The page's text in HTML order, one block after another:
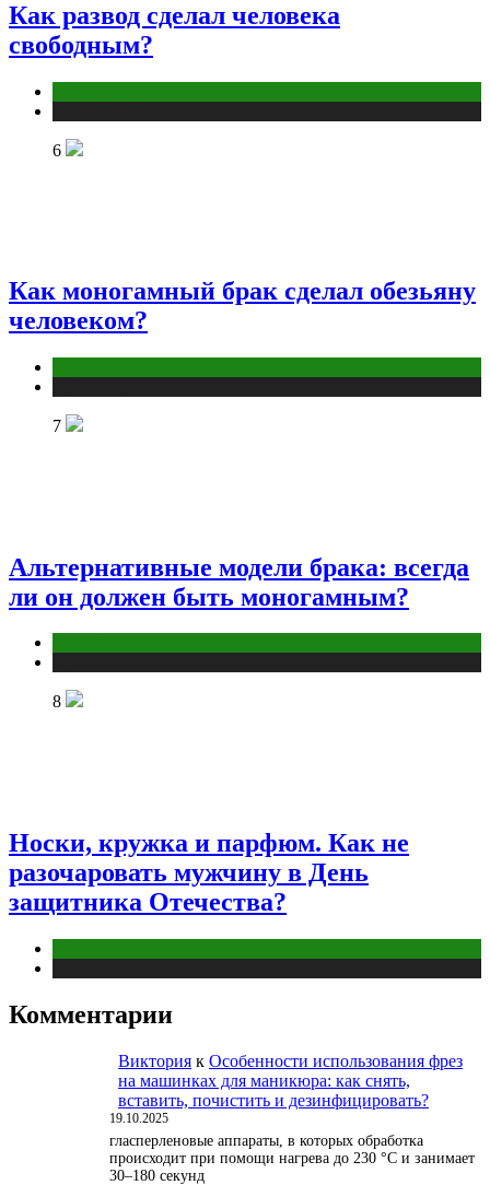
Как развод сделал человека
свободным?
6
Как моногамный брак сделал обезьяну
человеком?
7
Альтернативные модели брака: всегда
ли он должен быть моногамным?
8
Носки, кружка и парфюм. Как не
разочаровать мужчину в День
защитника Отечества?
Комментарии
Виктория к Особенности использования фрез
на машинках для маникюра: как снять,
вставить, почистить и дезинфицировать?
19.10.2025
гласперленовые аппараты, в которых обработка
происходит при помощи нагрева до 230 °С и занимает
30–180 секунд